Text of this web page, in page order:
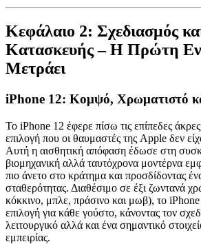
Κεφάλαιο 2: Σχεδιασμός
Κατασκευής – Η Πρώτη
Μετράει
iPhone 12: Κομψό, Χρωματιστό
Το iPhone 12 έφερε πίσω τις επίπεδες
επιλογή που οι θαυμαστές της Apple δεν
Αυτή η αισθητική απόφαση έδωσε στη
βιομηχανική αλλά ταυτόχρονα μοντέρνα
πιο άνετο στο κράτημα και προσδίδοντας
σταθερότητας. Διαθέσιμο σε έξι ζωντανά
κόκκινο, μπλε, πράσινο και μωβ), το
επιλογή για κάθε γούστο, κάνοντας τον
λειτουργικό αλλά και ένα σημαντικό
εμπειρίας.